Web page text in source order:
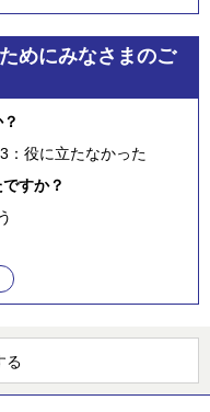
めにみなさまのご
3：役に立たなかった
すか？
る